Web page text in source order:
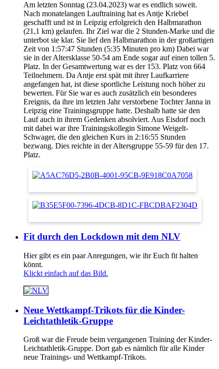
Am letzten Sonntag (23.04.2023) war es endlich soweit.
Nach monatelangen Lauftraining hat es Antje Kriebel
geschafft und ist in Leipzig erfolgreich den Halbmarathon
(21,1 km) gelaufen. Ihr Ziel war die 2 Stunden-Marke und die
unterbot sie klar. Sie lief den Halbmarathon in der großartigen
Zeit von 1:57:47 Stunden (5:35 Minuten pro km) Dabei war
sie in der Altersklasse 50-54 am Ende sogar auf einen tollen 5.
Platz. In der Gesamtwertung war es der 153. Platz von 664
Teilnehmern. Da Antje erst spät mit ihrer Laufkarriere
angefangen hat, ist diese sportliche Leistung noch höher zu
bewerten. Für Sie war es auch zusätzlich ein besonderes
Ereignis, da ihre im letzten Jahr verstorbene Tochter Janna in
Leipzig eine Trainingsgruppe hatte. Deshalb hatte sie den
Lauf auch in ihrem Gedenken absolviert. Aus Eisdorf noch
mit dabei war ihre Trainingskollegin Simone Weigelt-
Schwager, die den gleichen Kurs in 2:16:55 Stunden
bezwang. Dies reichte in der Altersgruppe 55-59 für den 17.
Platz.
Fit durch den Lockdown mit dem NLV
Hier gibt es ein paar Anregungen, wie ihr Euch fit halten
könnt.
Klickt einfach auf das Bild.
Neue Wettkampf-Trikots für die Kinder-
Leichtathletik-Gruppe
Groß war die Freude beim vergangenen Training der Kinder-
Leichtathletik-Gruppe. Dort gab es nämlich für alle Kinder
neue Trainings- und Wettkampf-Trikots.